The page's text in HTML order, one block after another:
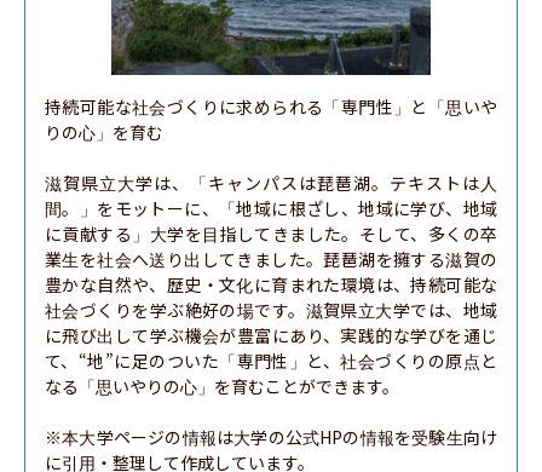
持続可能な社会づくりに求められる「専門性」と「思いや
りの心」を育む
滋賀県立大学は、「キャンパスは琵琶湖。テキストは人
間。」をモットーに、「地域に根ざし、地域に学び、地域
に貢献する」大学を目指してきました。そして、多くの卒
業生を社会へ送り出してきました。琵琶湖を擁する滋賀の
豊かな自然や、歴史・文化に育まれた環境は、持続可能な
社会づくりを学ぶ絶好の場です。滋賀県立大学では、地域
に飛び出して学ぶ機会が豊富にあり、実践的な学びを通じ
て、“地”に足のついた「専門性」と、社会づくりの原点と
なる「思いやりの心」を育むことができます。
※本大学ページの情報は大学の公式HPの情報を受験生向け
に引用・整理して作成しています。